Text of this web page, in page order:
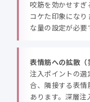
咬筋を効かせすぎ
コケた印象にな
な量の設定が必要
表情筋への拡散（
注入ポイントの選
合、隣接する表情
あります。深層注